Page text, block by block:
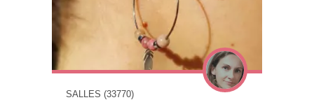
SALLES (33770)